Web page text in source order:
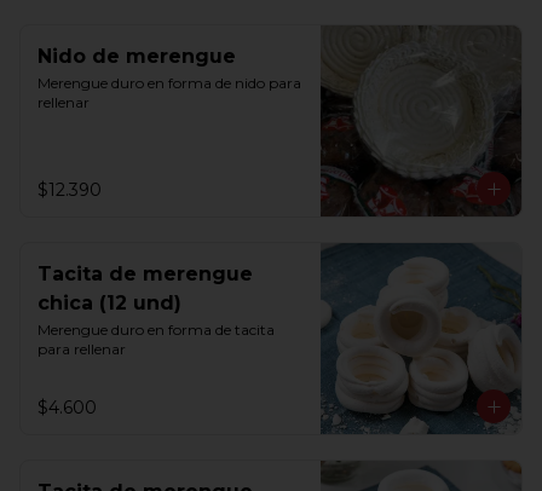
Nido de merengue
Merengue duro en forma de nido para
rellenar
$12.390
Tacita de merengue
chica (12 und)
Merengue duro en forma de tacita
para rellenar
$4.600